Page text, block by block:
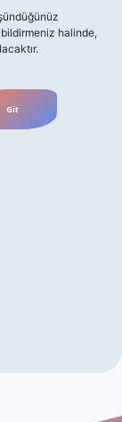
halinde,